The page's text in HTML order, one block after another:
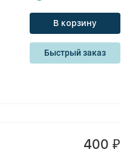
В корзину
Быстрый заказ
400 ₽